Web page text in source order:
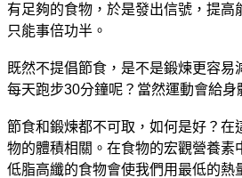
有足夠的食物，於是發出信號，提
只能事倍功半。
既然不提倡節食，是不是鍛煉更容
每天跑步30分鐘呢？當然運動會給
節食和鍛煉都不可取，如何是好？在
物的體積相關。在食物的宏觀營養
低脂高纖的食物會使我們用最低的